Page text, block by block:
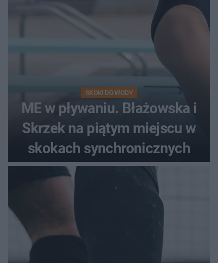
SKOKI DO WODY
ME w pływaniu. Błażowska i
Skrzek na piątym miejscu w
skokach synchronicznych